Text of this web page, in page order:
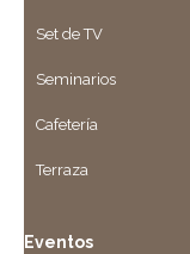
Set de TV
Seminarios
Cafetería
Terraza
Eventos